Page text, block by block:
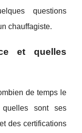
questions
chauffagiste.
et quelles
de temps le
sont ses
des certifications